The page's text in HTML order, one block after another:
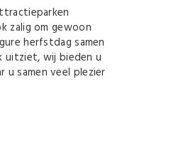
zalig om gewoon
herfstdag samen
uitziet, wij bieden u
u samen veel plezier